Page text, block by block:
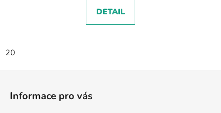
DETAIL
20
Informace pro vás